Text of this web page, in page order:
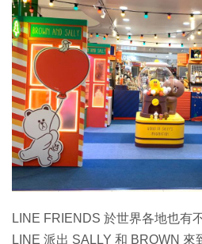
生成式AI與雲端應用
Enterprise Digital Transformation
特集
LINE FRIENDS 於世界各地也有
LINE 派出 SALLY 和 BROWN 來